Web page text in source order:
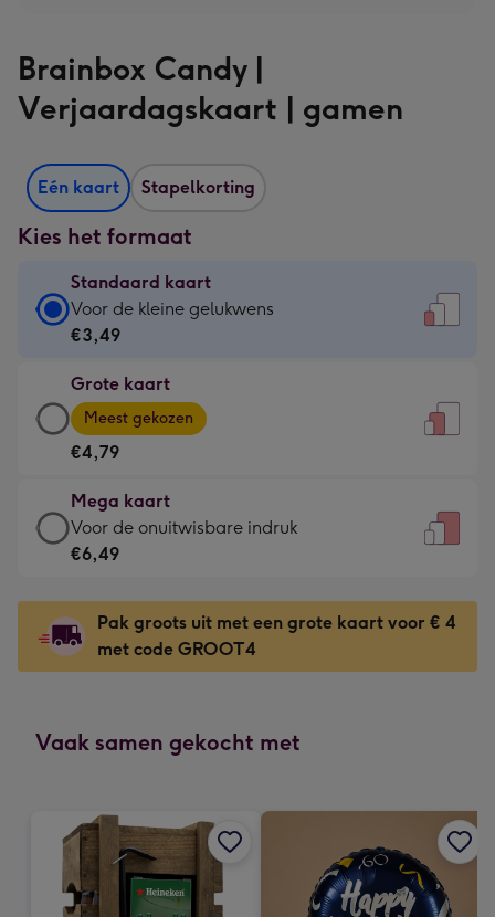
Brainbox Candy |
Verjaardagskaart | gamen
Eén kaart Stapelkorting
Kies het formaat
Standaard kaart
Standaard
kaart
€3,49
-
Voor
kleine
gelukwens
-
120
x
160
mm
Voor de kleine gelukwens
€3,49
Grote kaart
Grote
kaart
-
€4,79
-
Meest
gekozen
Dimensions:
167
x
Meest gekozen
€4,79
Mega kaart
Mega
kaart
€6,49
-
Voor
indruk
241
x
333
mm
Voor de onuitwisbare indruk
€6,49
Pak groots uit met een grote kaart voor € 4
met code GROOT4
Vaak samen gekocht met